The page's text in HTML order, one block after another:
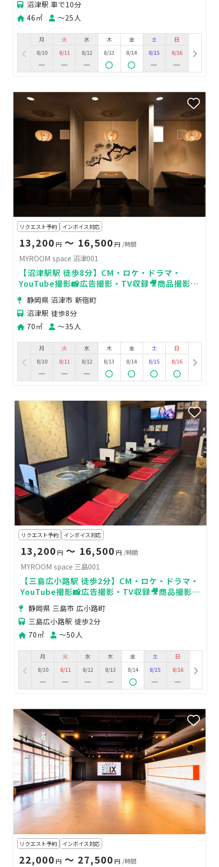
沼津駅 車で10分
46㎡
〜25人
月
8/10
火
8/11
水
8/12
木
8/13
金
8/14
土
8/15
日
8/16
リクエスト予約 インボイス対応
13,200 円 〜 16,500 円 /時間
MYROOM space 沼津001
【沼津駅駅 徒歩8分】CM・ロケ・ドラマ・
YouTube撮影📸広告撮影・TV収録🎥商品撮影・
物撮り🌟MV・PV撮影🍃
静岡県 沼津市 新宿町
沼津駅 徒歩8分
70㎡
〜35人
月
8/10
火
8/11
水
8/12
木
8/13
金
8/14
土
8/15
日
8/16
リクエスト予約 インボイス対応
13,200 円〜 16,500 円 /時間
MYROOM space 三島001
【三島広小路駅 徒歩2分】CM・ロケ・ドラマ・
YouTube撮影📸広告撮影・TV収録🎥商品撮影・
物撮り🌟MV・PV撮影🍃
静岡県 三島市 広小路町
三島広小路駅 徒歩2分
70㎡
〜50人
月
8/10
火
8/11
水
8/12
木
8/13
金
8/14
土
8/15
日
8/16
リクエスト予約 インボイス対応
22,000 円 〜 27,500 円 /時間